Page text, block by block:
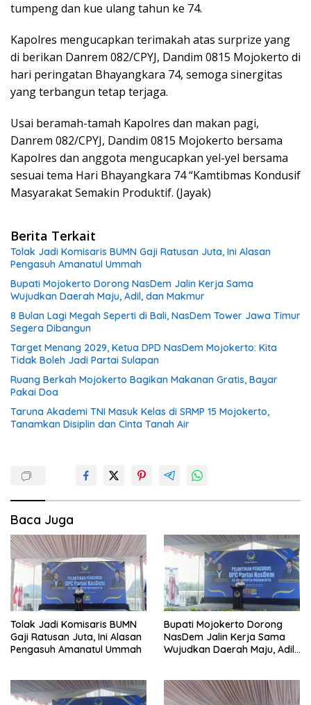
tumpeng dan kue ulang tahun ke 74.
Kapolres mengucapkan terimakah atas surprize yang
di berikan Danrem 082/CPYJ, Dandim 0815 Mojokerto di
hari peringatan Bhayangkara 74, semoga sinergitas
yang terbangun tetap terjaga.
Usai beramah-tamah Kapolres dan makan pagi,
Danrem 082/CPYJ, Dandim 0815 Mojokerto bersama
Kapolres dan anggota mengucapkan yel-yel bersama
sesuai tema Hari Bhayangkara 74 “Kamtibmas Kondusif
Masyarakat Semakin Produktif. (Jayak)
Berita Terkait
Tolak Jadi Komisaris BUMN Gaji Ratusan Juta, Ini Alasan
Pengasuh Amanatul Ummah
Bupati Mojokerto Dorong NasDem Jalin Kerja Sama
Wujudkan Daerah Maju, Adil, dan Makmur
8 Bulan Lagi Megah Seperti di Bali, NasDem Tower Jawa Timur
Segera Dibangun
Target Menang 2029, Ketua DPD NasDem Mojokerto: Kita
Tidak Boleh Jadi Partai Sulapan
Ruang Berkah Mojokerto Bagikan Makanan Gratis, Bayar
Pakai Doa
Taruna Akademi TNI Masuk Kelas di SRMP 15 Mojokerto,
Tanamkan Disiplin dan Cinta Tanah Air
Baca Juga
Tolak Jadi Komisaris BUMN
Gaji Ratusan Juta, Ini Alasan
Pengasuh Amanatul Ummah
Bupati Mojokerto Dorong
NasDem Jalin Kerja Sama
Wujudkan Daerah Maju, Adil,